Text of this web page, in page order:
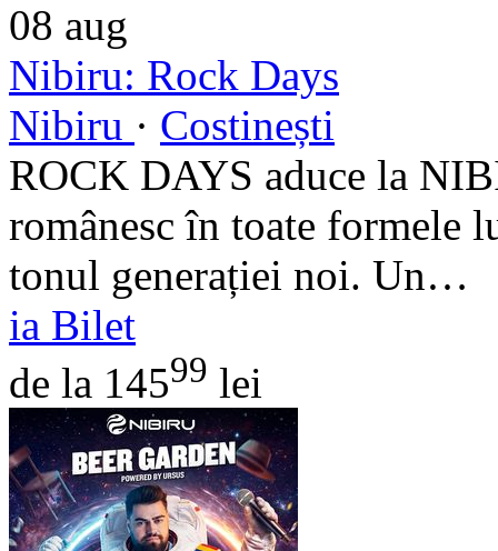
08 aug
Nibiru: Rock Days
Nibiru · Costinești
ROCK DAYS aduce la
românesc în toate formele
tonul generației noi. Un…
ia Bilet
de la 14599 lei